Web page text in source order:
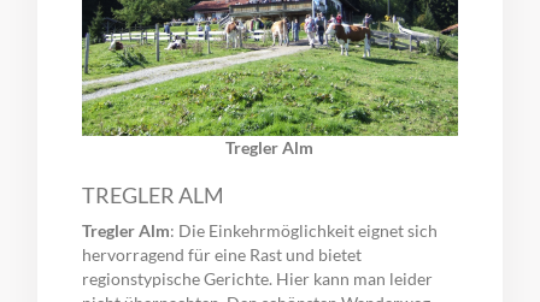
Tregler Alm
TREGLER ALM
Tregler Alm: Die Einkehrmöglichkeit eignet sich
hervorragend für eine Rast und bietet
regionstypische Gerichte. Hier kann man leider